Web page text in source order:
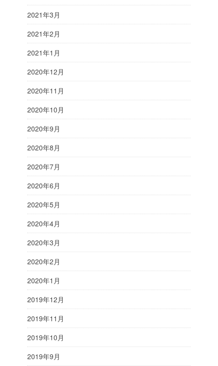
2021年3月
2021年2月
2021年1月
2020年12月
2020年11月
2020年10月
2020年9月
2020年8月
2020年7月
2020年6月
2020年5月
2020年4月
2020年3月
2020年2月
2020年1月
2019年12月
2019年11月
2019年10月
2019年9月